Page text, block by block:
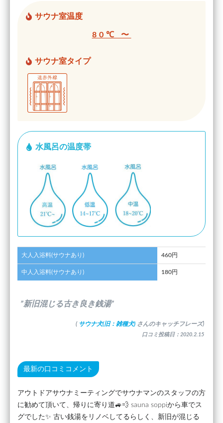
サウナ室温度
80℃ 〜
サウナ室タイプ
水風呂の温度帯
大人入浴料(サウナあり) 460円
中人入浴料(サウナあり) 180円
”新旧混じる古き良き銭湯”
( サウナ犬(旧：雑種犬) さんのキャッチフレーズ)
口コミ投稿日：2020.2.15
最新の口コミコメント
アウトドアサウナミーティングでサウナマンのスタッフの方
に勧めて頂いて、帰りに寄り道🚙💨 sauna soppiから車でス
グでした✨ 古い銭湯をリノベしてるらしく、新旧が混じる